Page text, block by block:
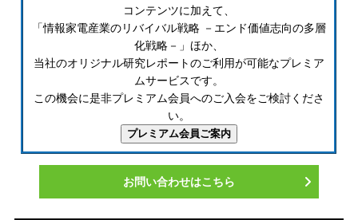
コンテンツに加えて、
「情報家電産業のリバイバル戦略 －エンド価値志向の多層
化戦略－」ほか、
当社のオリジナル研究レポートのご利用が可能なプレミア
ムサービスです。
この機会に是非プレミアム会員へのご入会をご検討くださ
い。
お問い合わせはこちら